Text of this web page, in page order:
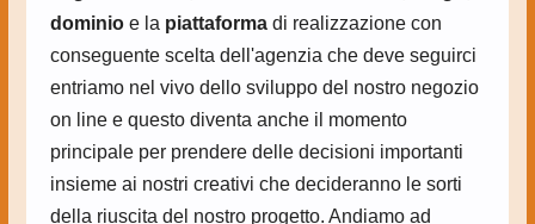
dominioe la piattaformadi realizzazione con
conseguente scelta dell'agenzia che deve seguirci
entriamo nel vivo dello sviluppo del nostro negozio
on line e questo diventa anche il momento
principale per prendere delle decisioni importanti
insieme ai nostri creativi che decideranno le sorti
della riuscita del nostro progetto. Andiamo ad